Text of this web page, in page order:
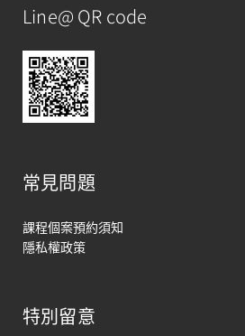
Line@ QR code
常見問題
課程個案預約須知
隱私權政策
特別留意